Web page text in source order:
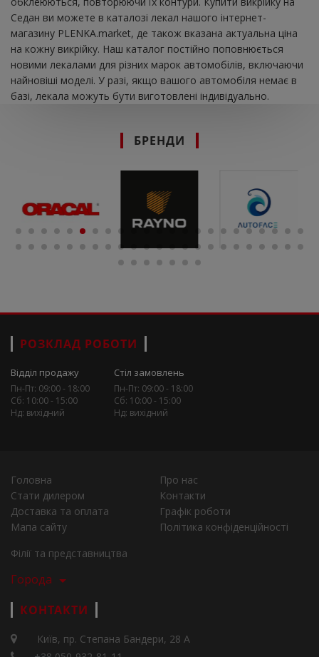
Седан ви можете в каталозі лекал нашого інтернет-
магазину PLENKA.market, де також вказана актуальна ціна
на кожну викрійку. Наш каталог постійно поповнюється
новими лекалами для різних марок автомобілів, включаючи
найновіші моделі. У разі, якщо вашого автомобіля немає в
базі, лекала можуть бути виготовлені індивідуально.
БРЕНДИ
РОЗКЛАД РОБОТИ
Відділ продажу
Пн-Пт: 09:00 - 18:00
Сб: 10:00 - 15:00
Нд: вихідний
Стіл замовлень
Пн-Пт: 09:00 - 18:00
Сб: 10:00 - 15:00
Нд: вихідний
Головна
Про нас
Стати дилером
Контакти
Доставка та оплата
Графік роботи
Мапа сайту
Політика конфіденційності
Філії та представництва
Города
КОНТАКТИ
Київ, пр. Степана Бандери, 28 А